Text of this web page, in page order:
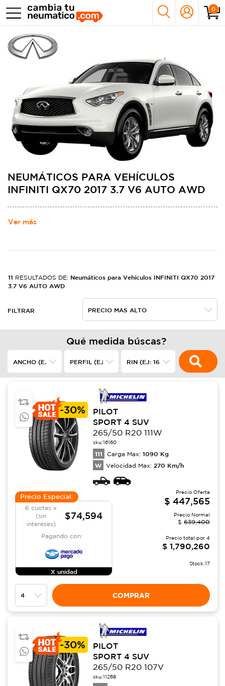
0
NEUMÁTICOS PARA VEHÍCULOS
INFINITI QX70 2017 3.7 V6 AUTO AWD
Ver más
11 RESULTADOS DE: Neumáticos para Vehículos INFINITI QX70 2017
3.7 V6 AUTO AWD
FILTRAR
Qué medida búscas?
-30%
PILOT
SPORT 4 SUV
265/50 R20 111W
sku:16160
111 Carga Max: 1090 Kg
W Velocidad Max: 270 Km/h
Precio Especial:
6 cuotas x
(sin
intereses)
$74,594
Pagando con:
X unidad
Precio Oferta
$ 447,565
Precio Normal
$ 639,400
Precio total por 4
$ 1,790,260
Stock:17
COMPRAR
-30%
PILOT
SPORT 4 SUV
265/50 R20 107V
sku:11268